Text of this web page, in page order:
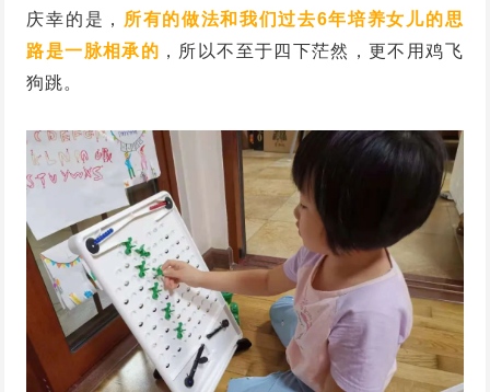
庆幸的是， 所有的做法和我们过去6年培养女儿的思
路是一脉相承的 ，所以不至于四下茫然，更不用鸡飞
狗跳。